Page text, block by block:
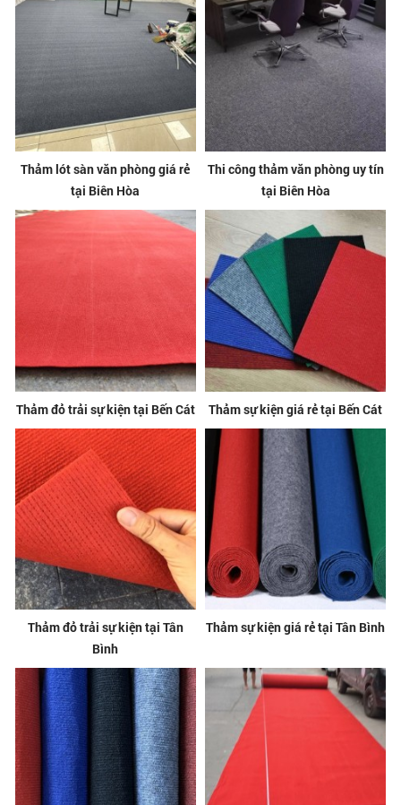
Thảm lót sàn văn phòng giá rẻ
tại Biên Hòa
Thi công thảm văn phòng uy tín
tại Biên Hòa
Thảm đỏ trải sự kiện tại Bến Cát Thảm sự kiện giá rẻ tại Bến Cát
Thảm đỏ trải sự kiện tại Tân
Bình
Thảm sự kiện giá rẻ tại Tân Bình